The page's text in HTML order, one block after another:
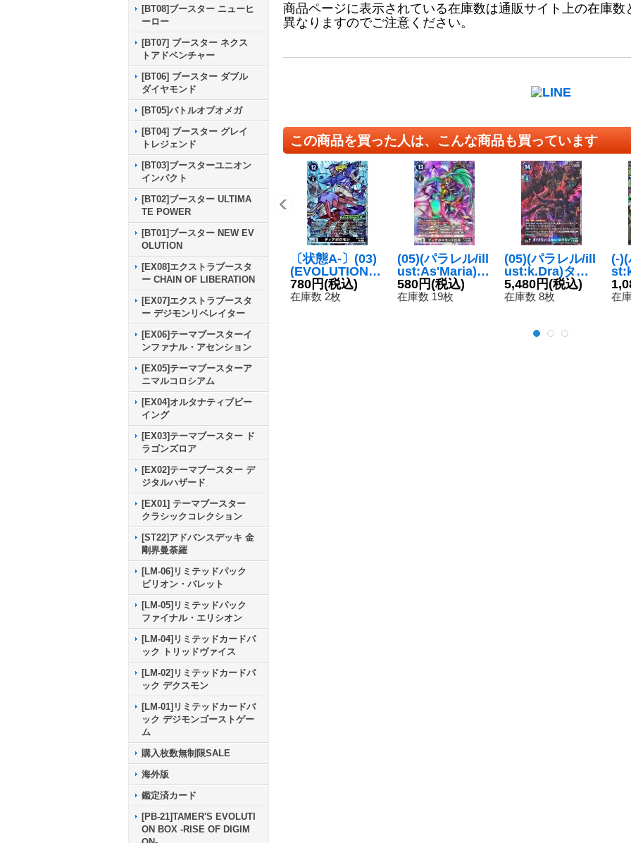
[BT08]ブースター ニューヒ
ーロー
[BT07] ブースター ネクス
トアドベンチャー
[BT06] ブースター ダブル
ダイヤモンド
[BT05]バトルオブオメガ
[BT04] ブースター グレイ
トレジェンド
[BT03]ブースターユニオン
インパクト
[BT02]ブースター ULTIMA
TE POWER
[BT01]ブースター NEW EV
OLUTION
[EX08]エクストラブースタ
ー CHAIN OF LIBERATION
[EX07]エクストラブースタ
ー デジモンリベレイター
[EX06]テーマブースターイ
ンファナル・アセンション
[EX05]テーマブースターア
ニマルコロシアム
[EX04]オルタナティブビー
イング
[EX03]テーマブースター ド
ラゴンズロア
[EX02]テーマブースター デ
ジタルハザード
[EX01] テーマブースター
クラシックコレクション
[ST22]アドバンスデッキ 金
剛界曼荼羅
[LM-06]リミテッドパック
ビリオン・バレット
[LM-05]リミテッドパック
ファイナル・エリシオン
[LM-04]リミテッドカードパ
ック トリッドヴァイス
[LM-02]リミテッドカードパ
ック デクスモン
[LM-01]リミテッドカードパ
ック デジモンゴーストゲー
ム
購入枚数無制限SALE
海外版
鑑定済カード
[PB-21]TAMER'S EVOLUTI
ON BOX -RISE OF DIGIM
商品ページに表示されている在庫数は通販サイト上の在庫
異なりますのでご注意ください。
この商品を買った人は、こんな商品も買っています
〔状態A-〕(03)
(EVOLUTIONC
UP/illust:koki)
ディアボロモン
780円(税込)
在庫数 2枚
(05)(パラレル/ill
ust:As'Maria)デ
ィアボロモンX
抗体【SR-P】
580円(税込)
在庫数 19枚
(05)(パラレル/ill
ust:k.Dra)タイ
タモン+スカル
バルキモン【S
5,480円(税込)
在庫数 8枚
(-
モ
在